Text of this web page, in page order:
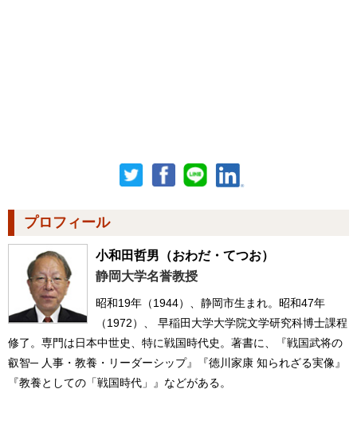
プロフィール
小和田哲男 （おわだ・てつお）
静岡大学名誉教授
昭和19年（1944）、静岡市生まれ。昭和47年
（1972）、 早稲田大学大学院文学研究科博士課程
修了。専門は日本中世史、特に戦国時代史。著書に、『戦国武将の
叡智─ 人事・教養・リーダーシップ』『徳川家康 知られざる実像』
『教養としての「戦国時代」』などがある。